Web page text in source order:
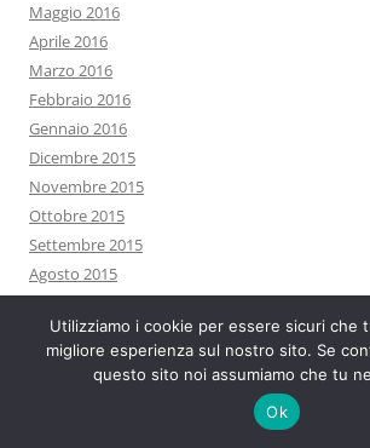
Maggio 2016
Aprile 2016
Marzo 2016
Febbraio 2016
Gennaio 2016
Dicembre 2015
Novembre 2015
Ottobre 2015
Settembre 2015
Agosto 2015
Giugno 2015
Maggio 2015
Aprile 2015
Utilizziamo i cookie per essere sicuri che
migliore esperienza sul nostro sito. Se
questo sito noi assumiamo che tu
Ok